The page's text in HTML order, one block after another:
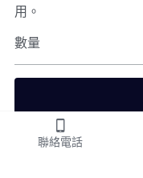
用。
數量
聯絡電話